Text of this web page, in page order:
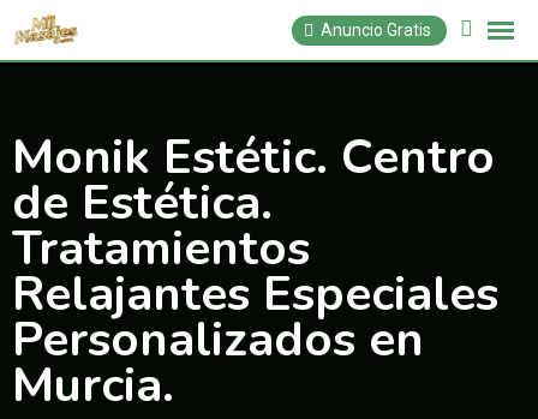
Saltar
Anuncio Gratis
Monik Estétic. Centro
de Estética.
Tratamientos
Relajantes Especiales
Personalizados en
Murcia.